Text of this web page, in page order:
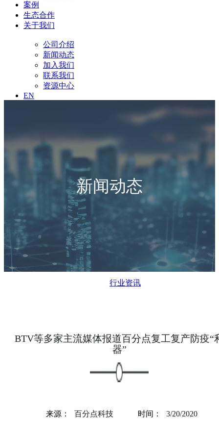
案例
生态合作
关于我们
公司介绍
新闻动态
加入我们
联系我们
资源中心
EN
新闻动态
行业资讯
BTV等多家主流媒体报道百分点复工复产防疫“
器”
来源： 百分点科技 时间： 3/20/2020